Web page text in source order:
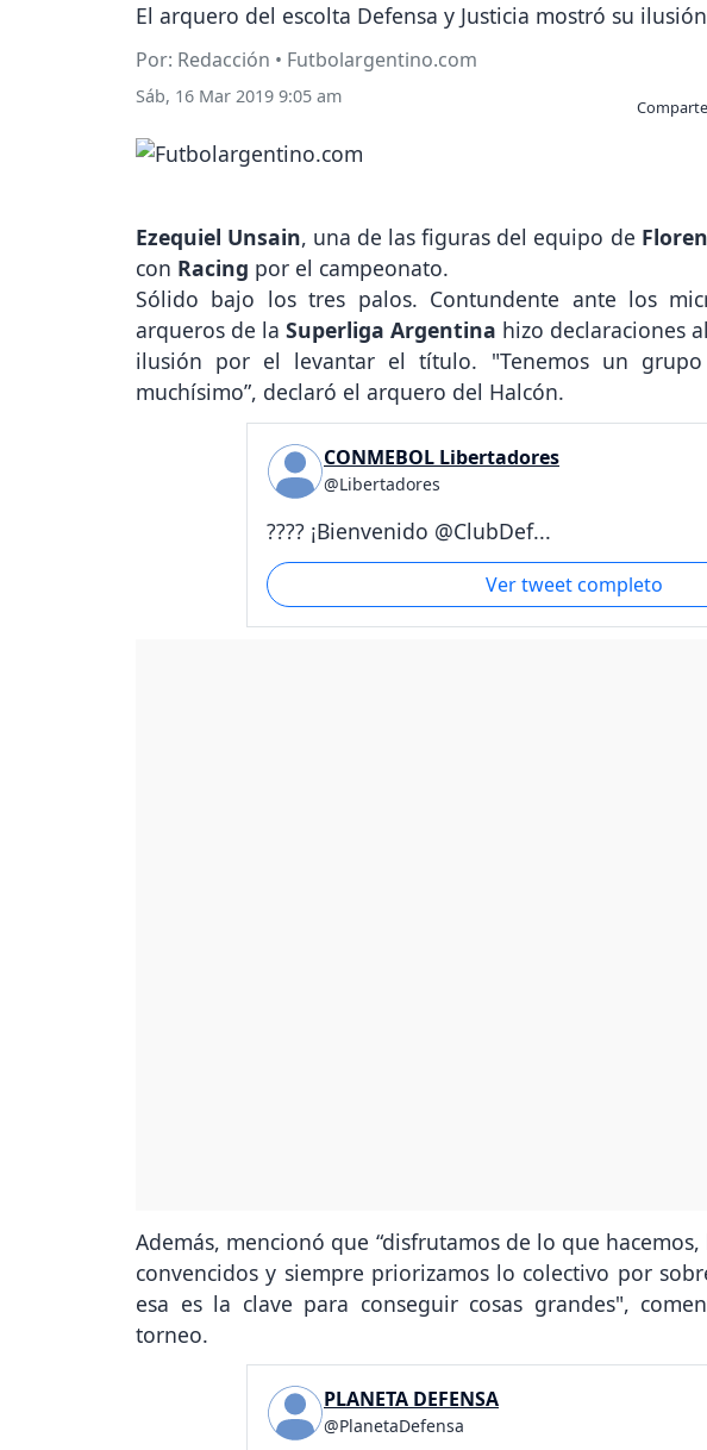
El arquero del escolta Defensa y Justicia mostró su
Por: Redacción • Futbolargentino.com
Sáb, 16 Mar 2019 9:05 am
Ezequiel Unsain, una de las figuras del equipo de
con Racing por el campeonato.
Sólido bajo los tres palos. Contundente ante los
arqueros de la Superliga Argentina hizo declaraciones
ilusión por el levantar el título. "Tenemos un
muchísimo”, declaró el arquero del Halcón.
CONMEBOL Libertadores
@Libertadores
???? ¡Bienvenido @ClubDef...
Ver tweet completo
Además, mencionó que “disfrutamos de lo que
convencidos y siempre priorizamos lo colectivo por
esa es la clave para conseguir cosas grandes",
torneo.
PLANETA DEFENSA
@PlanetaDefensa